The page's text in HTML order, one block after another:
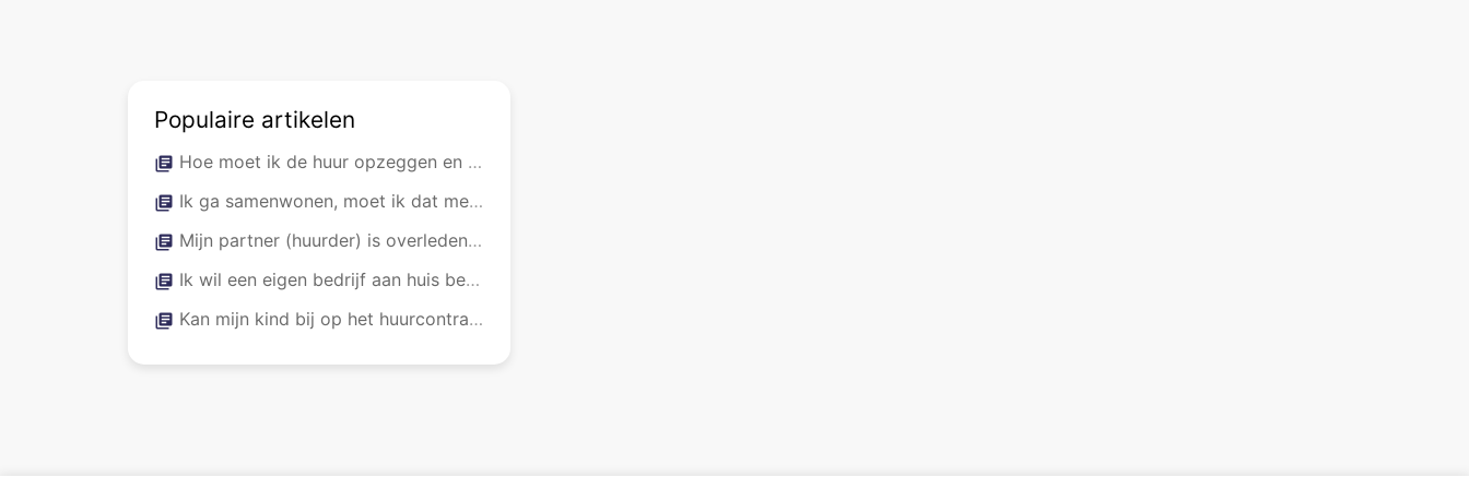
Populaire artikelen
library_books Hoe moet ik de huur opzeggen en wat is de opzegtermijn?
library_books Ik ga samenwonen, moet ik dat melden?
library_books Mijn partner (huurder) is overleden en ik sta al op het contract. Moet ik nog iets doen?
library_books Ik wil een eigen bedrijf aan huis beginnen
library_books Kan mijn kind bij op het huurcontract?